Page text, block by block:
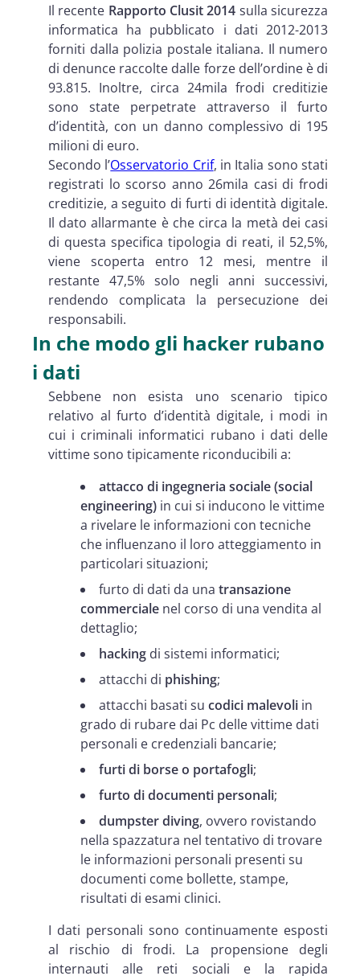
Il recente Rapporto Clusit 2014 sulla sicurezza
informatica ha pubblicato i dati 2012-2013
forniti dalla polizia postale italiana. Il numero
di denunce raccolte dalle forze dell’ordine è di
93.815. Inoltre, circa 24mila frodi creditizie
sono state perpetrate attraverso il furto
d’identità, con un danno complessivo di 195
milioni di euro.
Secondo l’Osservatorio Crif, in Italia sono stati
registrati lo scorso anno 26mila casi di frodi
creditizie, a seguito di furti di identità digitale.
Il dato allarmante è che circa la metà dei casi
di questa specifica tipologia di reati, il 52,5%,
viene scoperta entro 12 mesi, mentre il
restante 47,5% solo negli anni successivi,
rendendo complicata la persecuzione dei
responsabili.
In che modo gli hacker rubano
i dati
Sebbene non esista uno scenario tipico
relativo al furto d’identità digitale, i modi in
cui i criminali informatici rubano i dati delle
vittime sono tipicamente riconducibili a:
attacco di ingegneria sociale (social
engineering) in cui si inducono le vittime
a rivelare le informazioni con tecniche
che influenzano il loro atteggiamento in
particolari situazioni;
furto di dati da una transazione
commerciale nel corso di una vendita al
dettaglio;
hacking di sistemi informatici;
attacchi di phishing;
attacchi basati su codici malevoli in
grado di rubare dai Pc delle vittime dati
personali e credenziali bancarie;
furti di borse o portafogli;
furto di documenti personali;
dumpster diving, ovvero rovistando
nella spazzatura nel tentativo di trovare
le informazioni personali presenti su
documenti come bollette, stampe,
risultati di esami clinici.
I dati personali sono continuamente esposti
al rischio di frodi. La propensione degli
internauti alle reti sociali e la rapida